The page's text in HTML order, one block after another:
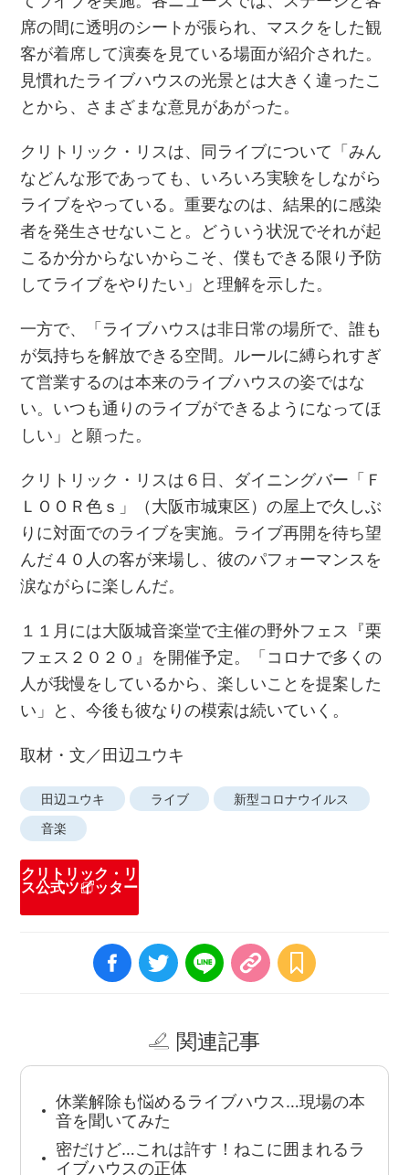
席の間に透明のシートが張られ、マスクをした観
客が着席して演奏を見ている場面が紹介された。
見慣れたライブハウスの光景とは大きく違ったこ
とから、さまざまな意見があがった。
クリトリック・リスは、同ライブについて「みん
などんな形であっても、いろいろ実験をしながら
ライブをやっている。重要なのは、結果的に感染
者を発生させないこと。どういう状況でそれが起
こるか分からないからこそ、僕もできる限り予防
してライブをやりたい」と理解を示した。
一方で、「ライブハウスは非日常の場所で、誰も
が気持ちを解放できる空間。ルールに縛られすぎ
て営業するのは本来のライブハウスの姿ではな
い。いつも通りのライブができるようになってほ
しい」と願った。
クリトリック・リスは６日、ダイニングバー「Ｆ
ＬＯＯＲ色ｓ」（大阪市城東区）の屋上で久しぶ
りに対面でのライブを実施。ライブ再開を待ち望
んだ４０人の客が来場し、彼のパフォーマンスを
涙ながらに楽しんだ。
１１月には大阪城音楽堂で主催の野外フェス『栗
フェス２０２０』を開催予定。「コロナで多くの
人が我慢をしているから、楽しいことを提案した
い」と、今後も彼なりの模索は続いていく。
取材・文／田辺ユウキ
田辺ユウキ ライブ
新型コロナウイルス
音楽
クリトリック・リ
ス公式ツイッター
関連記事
休業解除も悩めるライブハウス…現場の本
音を聞いてみた
密だけど…これは許す！ねこに囲まれるラ
イブハウスの正体